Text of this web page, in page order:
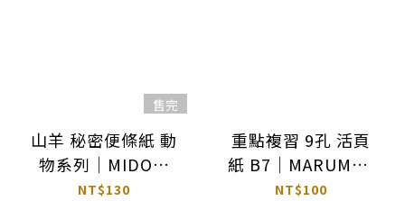
售完
山羊 秘密便條紙 動
物系列｜MIDORI
日本
NT$130
重點複習 9孔 活頁
紙 B7｜MARUMAN
日本
NT$100